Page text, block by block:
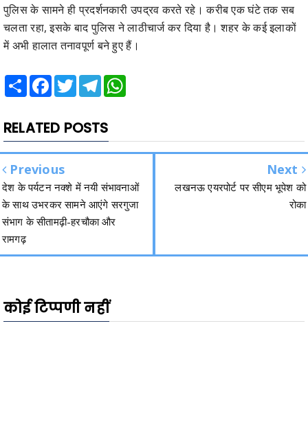
पुलिस के सामने ही प्रदर्शनकारी उपद्रव करते रहे। करीब एक घंटे तक सब
चलता रहा, इसके बाद पुलिस ने लाठीचार्ज कर दिया है। शहर के कई इलाकों
में अभी हालात तनावपूर्ण बने हुए हैं।
Share Facebook
TwitterTelegram
RELATED POSTS
Previous
देश के पर्यटन नक्शे में नयी संभावनाओं
के साथ उभरकर सामने आएंगे सरगुजा
संभाग के सीतामढ़ी-हरचौका और
रामगढ़
Next
लखनऊ एयरपोर्ट पर सीएम भूपेश को
रोका
कोई टिप्पणी नहीं